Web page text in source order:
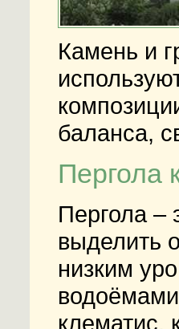
Камень и
баланса,
Пергола
Пергола –
выделить
низким
клематис,